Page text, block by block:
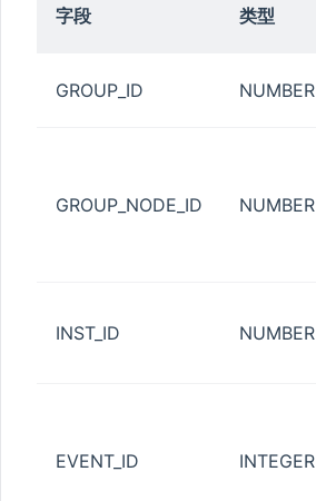
字段 类型
GROUP_ID NUMBER
GROUP_NODE_ID NUMBER
INST_ID NUMBER
EVENT_ID INTEGER